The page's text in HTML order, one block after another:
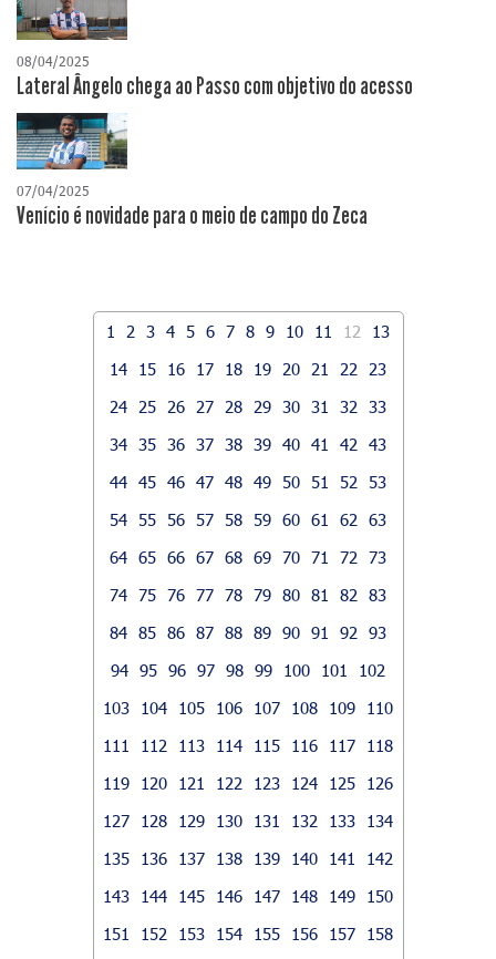
08/04/2025
Lateral Ângelo chega ao Passo com objetivo do acesso
07/04/2025
Venício é novidade para o meio de campo do Zeca
1 2 3 4 5 6 7 8 9 10 11 12
13
14
15 16 17 18 19 20 21 22
23
24
25 26 27 28 29 30 31 32
33
34 35 36 37 38 39 40 41 42
43
44 45 46 47 48 49 50 51 52
53
54 55 56 57 58 59 60 61 62
63
64 65 66 67 68 69 70 71 72
73
74 75 76 77 78 79 80 81 82
83
84 85 86 87 88 89 90 91 92
93
94 95 96 97 98 99 100 101
102
103
104 105 106 107 108 109
110
111
112 113 114 115 116 117
118
119
120 121 122 123 124 125
126
127
128 129 130 131 132 133
134
135
136 137 138 139 140 141
142
143
144 145 146 147 148 149
150
151
152 153 154 155 156 157
158